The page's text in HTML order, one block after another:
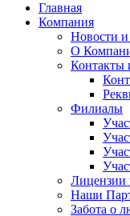
Главная
Компания
Новости и
О
Контакты
Филиалы
Лицензии
Наши
Забота о